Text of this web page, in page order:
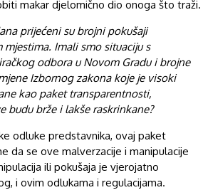
makar djelomično dio onoga što traži.
prijećeni su brojni pokušaji
mjestima. Imali smo situaciju s
odbora u Novom Gradu i brojne
Izbornog zakona koje je visoki
kao paket transparentnosti,
budu brže i lakše raskrinkane?
odluke predstavnika, ovaj paket
da se ove malverzacije i manipulacije
ili pokušaja je vjerojatno
i ovim odlukama i regulacijama.